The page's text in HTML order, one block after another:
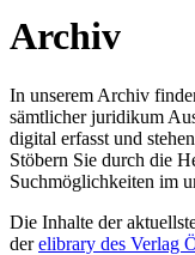
Archiv
In unserem Archiv
sämtlicher juridikum
digital erfasst und
Stöbern Sie durch die
Suchmöglichkeiten im
Die Inhalte der
derelibrary des Verlag